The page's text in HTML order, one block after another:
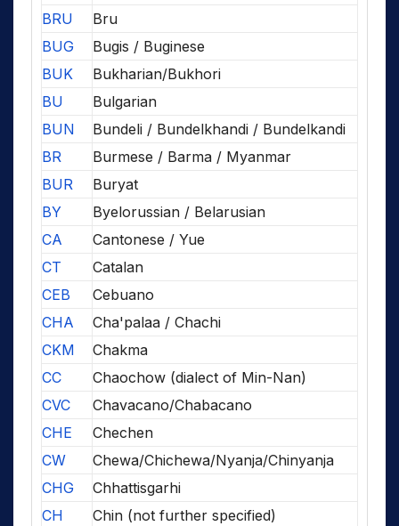
BRU
Bru
BUG
Bugis / Buginese
BUK
Bukharian/Bukhori
BU
Bulgarian
BUN
Bundeli / Bundelkhandi / Bundelkandi
BR
Burmese / Barma / Myanmar
BUR
Buryat
BY
Byelorussian / Belarusian
CA
Cantonese / Yue
CT
Catalan
CEB
Cebuano
CHA
Cha'palaa / Chachi
CKM
Chakma
CC
Chaochow (dialect of Min-Nan)
CVC
Chavacano/Chabacano
CHE
Chechen
CW
Chewa/Chichewa/Nyanja/Chinyanja
CHG
Chhattisgarhi
CH
Chin (not further specified)